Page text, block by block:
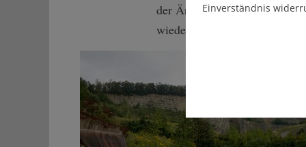
der Ärger sind ihr
wieder antun", erinnert sie
Einverständnis